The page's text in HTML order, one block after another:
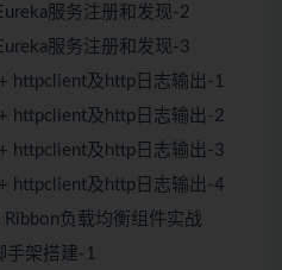
服务注册和发现-2
服务注册和发现-3
httpclient及http日志输出-1
httpclient及http日志输出-2
httpclient及http日志输出-3
httpclient及http日志输出-4
负载均衡组件实战
架搭建-1